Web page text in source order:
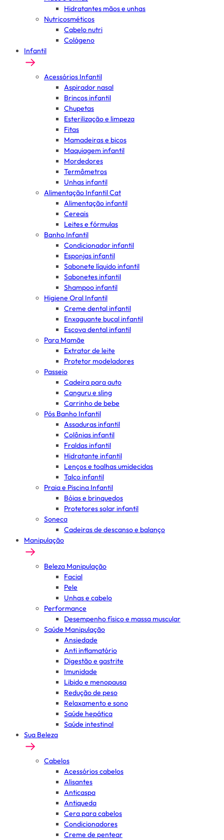
Hidratantes mãos e unhas
Nutricosméticos
Cabelo nutri
Colágeno
Infantil
Acessórios Infantil
Aspirador nasal
Brincos infantil
Chupetas
Esterilização e limpeza
Fitas
Mamadeiras e bicos
Maquiagem infantil
Mordedores
Termômetros
Unhas infantil
Alimentação Infantil Cat
Alimentação infantil
Cereais
Leites e fórmulas
Banho Infantil
Condicionador infantil
Esponjas infantil
Sabonete líquido infantil
Sabonetes infantil
Shampoo infantil
Higiene Oral Infantil
Creme dental infantil
Enxaguante bucal infantil
Escova dental infantil
Para Mamãe
Extrator de leite
Protetor modeladores
Passeio
Cadeira para auto
Canguru e sling
Carrinho de bebe
Pós Banho Infantil
Assaduras infantil
Colônias infantil
Fraldas infantil
Hidratante infantil
Lenços e toalhas umidecidas
Talco infantil
Praia e Piscina Infantil
Bóias e brinquedos
Protetores solar infantil
Soneca
Cadeiras de descanso e balanço
Manipulação
Beleza Manipulação
Facial
Pele
Unhas e cabelo
Performance
Desempenho físico e massa muscular
Saúde Manipulação
Ansiedade
Anti inflamatório
Digestão e gastrite
Imunidade
Libido e menopausa
Redução de peso
Relaxamento e sono
Saúde hepática
Saúde intestinal
Sua Beleza
Cabelos
Acessórios cabelos
Alisantes
Anticaspa
Antiqueda
Cera para cabelos
Condicionadores
Creme de pentear